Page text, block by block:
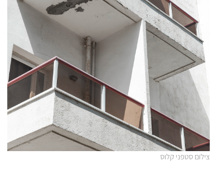
צילום סטפני קלוס